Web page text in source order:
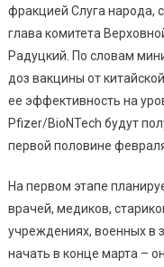
фракцией Слуга народа,
глава комитета
Радуцкий. По словам
доз вакцины от
ее эффективность на
Pfizer/BioNTech будут
первой половине
На первом этапе
врачей, медиков,
учреждениях, военных в
начать в конце марта –